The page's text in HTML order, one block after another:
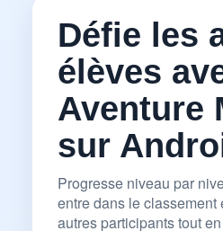
Défie les
élèves
Aventure
sur
Progresse niveau par
entre dans le classement
autres participants tout